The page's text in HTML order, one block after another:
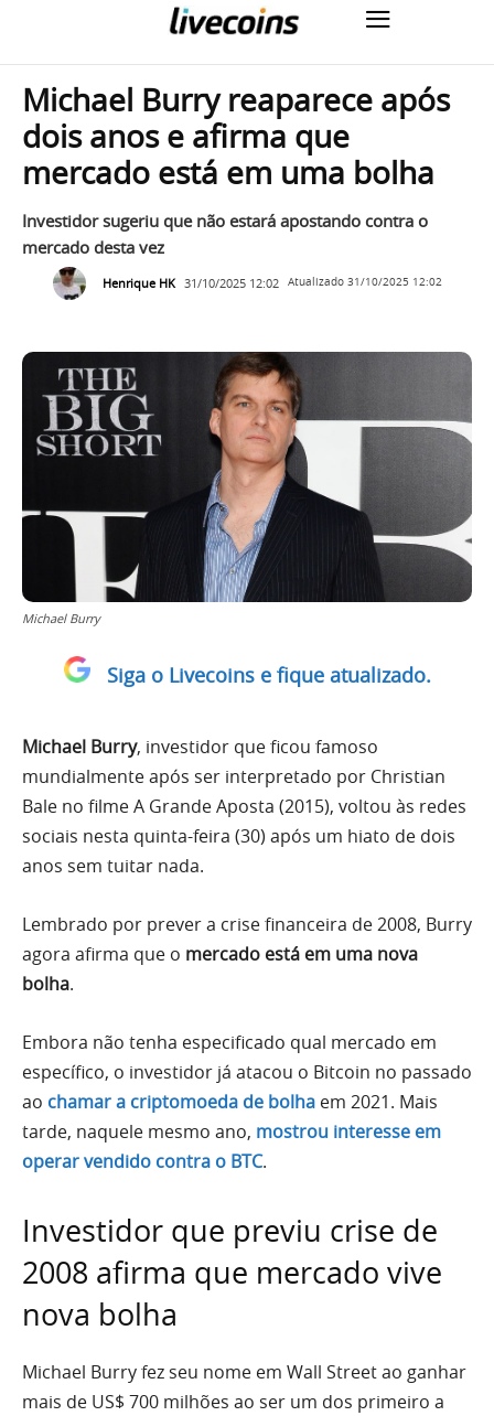
Michael Burry reaparece após
dois anos e afirma que
mercado está em uma bolha
Investidor sugeriu que não estará apostando contra o
mercado desta vez
Henrique HK 31/10/2025 12:02 Atualizado 31/10/2025 12:02
Michael Burry
Siga o Livecoins e fique atualizado.
Michael Burry, investidor que ficou famoso
mundialmente após ser interpretado por Christian
Bale no filme A Grande Aposta (2015), voltou às redes
sociais nesta quinta-feira (30) após um hiato de dois
anos sem tuitar nada.
Lembrado por prever a crise financeira de 2008, Burry
agora afirma que o mercado está em uma nova
bolha.
Embora não tenha especificado qual mercado em
específico, o investidor já atacou o Bitcoin no passado
ao chamar a criptomoeda de bolha em 2021. Mais
tarde, naquele mesmo ano, mostrou interesse em
operar vendido contra o BTC.
Investidor que previu crise de
2008 afirma que mercado vive
nova bolha
Michael Burry fez seu nome em Wall Street ao ganhar
mais de US$ 700 milhões ao ser um dos primeiro a